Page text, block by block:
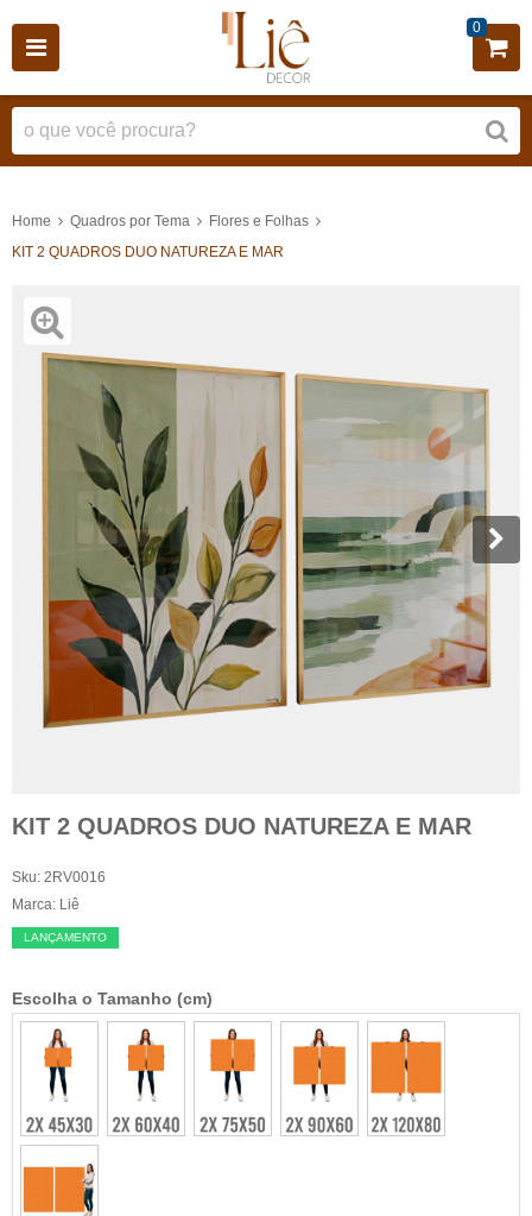
0
Home Quadros por Tema
Flores e Folhas
KIT 2 QUADROS DUO NATUREZA E MAR
KIT 2 QUADROS DUO NATUREZA E MAR
Sku: 2RV0016
Marca: Liê
LANÇAMENTO
Escolha o Tamanho (cm)